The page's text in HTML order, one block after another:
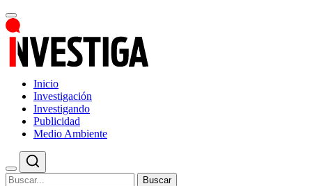
Inicio
Investigación
Investigando
Publicidad
Medio Ambiente
Buscar